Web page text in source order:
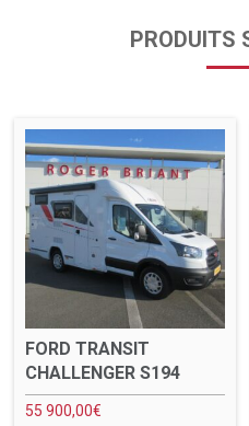
PRODUITS
FORD TRANSIT
CHALLENGER S194
55 900,00€